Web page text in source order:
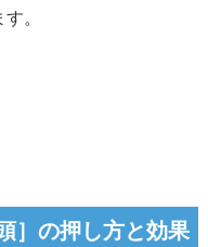
。
］の押し方と効果